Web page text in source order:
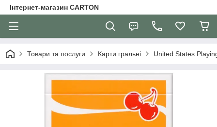
Інтернет-магазин CARTON
Товари та послуги Карти гральні United States